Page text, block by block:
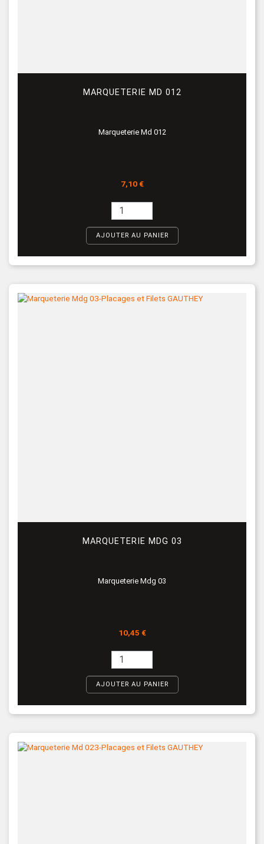
MARQUETERIE MD 012
Marqueterie Md 012
Prix
7,10 €
AJOUTER AU PANIER
MARQUETERIE MDG 03
Marqueterie Mdg 03
Prix
10,45 €
AJOUTER AU PANIER